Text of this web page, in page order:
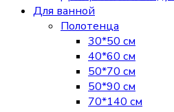
Для ванной
Полотенца
30*50 см
40*60 см
50*70 см
50*90 см
70*140 см